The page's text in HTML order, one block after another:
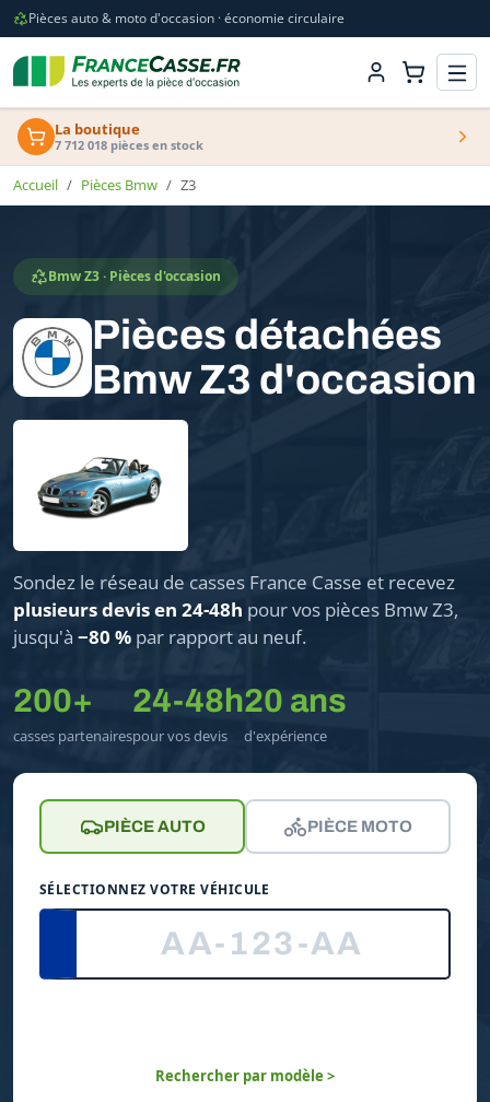
Pièces auto & moto d'occasion · économie circulaire
La boutique
7 712 018 pièces en stock
Accueil Pièces Bmw Z3
Bmw Z3 · Pièces d'occasion
Pièces détachées
Bmw Z3 d'occasion
Sondez le réseau de casses France Casse et recevez
plusieurs devis en 24-48h pour vos pièces Bmw Z3,
jusqu'à −80 % par rapport au neuf.
200+
casses partenaires
24-48h
pour vos devis
20 ans
d'expérience
PIÈCE AUTO PIÈCE MOTO
SÉLECTIONNEZ VOTRE VÉHICULE
Rechercher par modèle >